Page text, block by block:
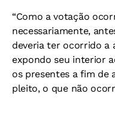
“Como a votação
necessariamente,
deveria ter ocorrido a
expondo seu interior
os presentes a fim de
pleito, o que não